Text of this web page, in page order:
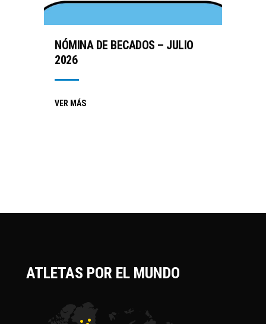
NÓMINA DE BECADOS – JULIO
2026
VER MÁS
ATLETAS POR EL MUNDO